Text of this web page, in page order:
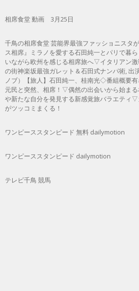
相席食堂 動画 3月25日
千鳥の相席食堂 芸能界最強ファッショニスタ
ス相席』ミラノを愛する石田純一とパリで暮
いながら欧州を感じる相席旅へ▽イタリアン
の街神楽坂最強ガレット＆石田式ナンパ術, 出
ノブ）【旅人】石田純一、桂南光◇番組概要
元民と突然、相席！▽偶然の出会いから始ま
や新たな自分を発見する新感覚旅バラエティ
がツッコミまくる！
ワンピーススタンピード 無料 dailymotion
ワンピーススタンピード dailymotion
テレビ千鳥 競馬